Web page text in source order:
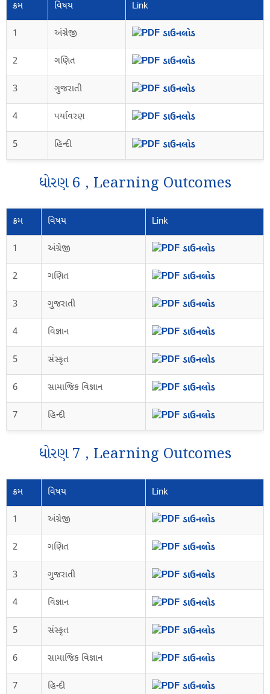
ક્રમ વિષય Link
1 અંગ્રેજી ડાઉનલોડ
2 ગણિત ડાઉનલોડ
3 ગુજરાતી ડાઉનલોડ
4 પર્યાવરણ ડાઉનલોડ
5 હિન્દી ડાઉનલોડ
ધોરણ 6 , Learning Outcomes
ક્રમ વિષય Link
1 અંગ્રેજી ડાઉનલોડ
2 ગણિત ડાઉનલોડ
3 ગુજરાતી ડાઉનલોડ
4 વિજ્ઞાન ડાઉનલોડ
5 સંસ્કૃત ડાઉનલોડ
6 સામાજિક વિજ્ઞાન ડાઉનલોડ
7 હિન્દી ડાઉનલોડ
ધોરણ 7 , Learning Outcomes
ક્રમ વિષય Link
1 અંગ્રેજી ડાઉનલોડ
2 ગણિત ડાઉનલોડ
3 ગુજરાતી ડાઉનલોડ
4 વિજ્ઞાન ડાઉનલોડ
5 સંસ્કૃત ડાઉનલોડ
6 સામાજિક વિજ્ઞાન ડાઉનલોડ
7 હિન્દી ડાઉનલોડ